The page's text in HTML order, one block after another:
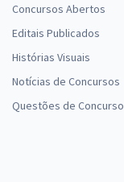
Concursos Abertos
Editais Publicados
Histórias Visuais
Notícias de Concursos
Questões de Concurso